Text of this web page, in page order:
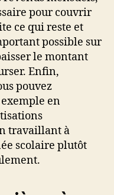
pour couvrir
ce qui reste et
possible sur
le montant
Enfin,
pouvez
en
travaillant à
scolaire plutôt